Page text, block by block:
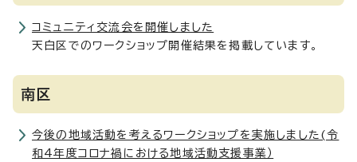
コミュニティ交流会を開催しました
天白区でのワークショップ開催結果を掲載しています。
南区
今後の地域活動を考えるワークショップを実施しました(令
和4年度コロナ禍における地域活動支援事業）